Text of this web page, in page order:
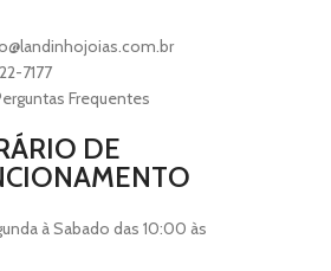
7177
Frequentes
DE
à Sabado das 10:00 às